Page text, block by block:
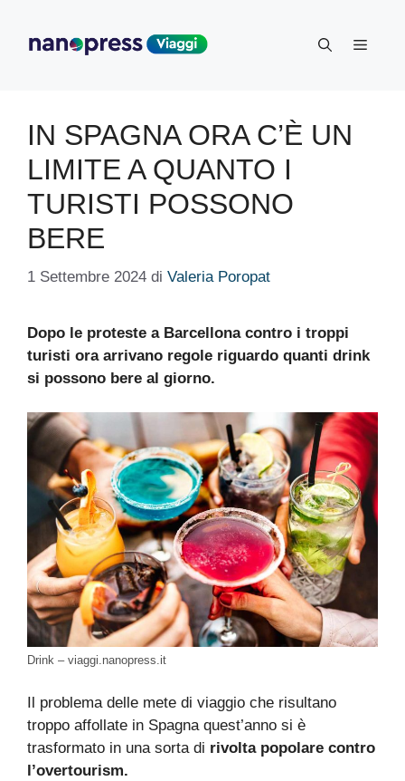
contenuto
Menu
IN SPAGNA ORA C’È UN
LIMITE A QUANTO I
TURISTI POSSONO
BERE
1 Settembre 2024 di Valeria Poropat
Dopo le proteste a Barcellona contro i troppi
turisti ora arrivano regole riguardo quanti drink
si possono bere al giorno.
Drink – viaggi.nanopress.it
Il problema delle mete di viaggio che risultano
troppo affollate in Spagna quest’anno si è
trasformato in una sorta di rivolta popolare contro
l’overtourism.